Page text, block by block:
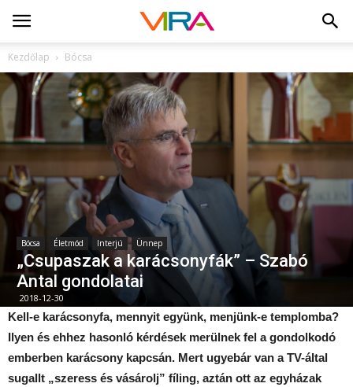
Kezdőlap Bócsa
Bócsa Életmód Interjú Ünnep
„Csupaszak a karácsonyfák” – Szabó
Antal gondolatai
2018-12-30
Kell-e karácsonyfa, mennyit együnk, menjünk-e templomba?
Ilyen és ehhez hasonló kérdések merülnek fel a gondolkodó
emberben karácsony kapcsán. Mert ugyebár van a TV-által
sugallt „szeress és vásárolj” fíling, aztán ott az egyházak